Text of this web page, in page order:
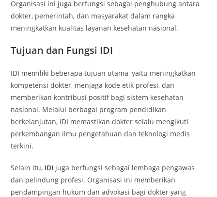
Organisasi ini juga berfungsi sebagai penghubung antara
dokter, pemerintah, dan masyarakat dalam rangka
meningkatkan kualitas layanan kesehatan nasional.
Tujuan dan Fungsi IDI
IDI memiliki beberapa tujuan utama, yaitu meningkatkan
kompetensi dokter, menjaga kode etik profesi, dan
memberikan kontribusi positif bagi sistem kesehatan
nasional. Melalui berbagai program pendidikan
berkelanjutan, IDI memastikan dokter selalu mengikuti
perkembangan ilmu pengetahuan dan teknologi medis
terkini.
Selain itu, IDI juga berfungsi sebagai lembaga pengawas
dan pelindung profesi. Organisasi ini memberikan
pendampingan hukum dan advokasi bagi dokter yang